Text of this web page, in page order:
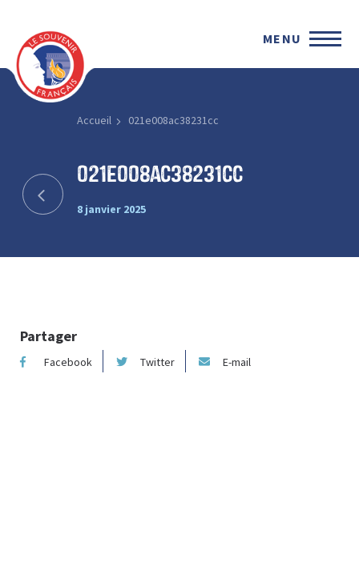
MENU
Accueil 021e008ac38231cc
021e008ac38231cc
8 janvier 2025
Partager
Facebook Twitter E-mail